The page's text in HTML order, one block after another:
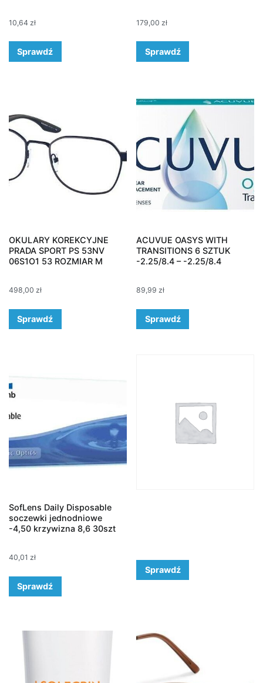
10,64 zł
Sprawdź
179,00 zł
Sprawdź
OKULARY KOREKCYJNE
PRADA SPORT PS 53NV
06S1O1 53 ROZMIAR M
498,00 zł
Sprawdź
ACUVUE OASYS WITH
TRANSITIONS 6 SZTUK
-2.25/8.4 – -2.25/8.4
89,99zł
Sprawdź
SofLens Daily Disposable
soczewki jednodniowe
-4,50 krzywizna 8,6 30szt
40,01 zł
Sprawdź
Sprawdź